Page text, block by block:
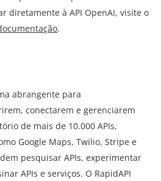
diretamente à API OpenAI, visite o
.
abrangente para
conectarem e gerenciarem
de mais de 10.000 APIs,
Google Maps, Twilio, Stripe e
pesquisar APIs, experimentar
APIs e serviços. O RapidAPI